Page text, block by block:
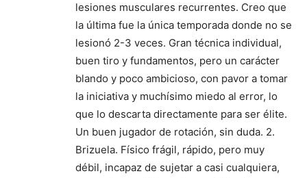
lesiones musculares recurrentes. Creo que
la última fue la única temporada donde no se
lesionó 2-3 veces. Gran técnica individual,
buen tiro y fundamentos, pero un carácter
blando y poco ambicioso, con pavor a tomar
la iniciativa y muchísimo miedo al error, lo
que lo descarta directamente para ser élite.
Un buen jugador de rotación, sin duda. 2.
Brizuela. Físico frágil, rápido, pero muy
débil, incapaz de sujetar a casi cualquiera,